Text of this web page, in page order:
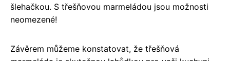
šlehačkou. S třešňovou marmeládou jsou možnosti
neomezené!
Závěrem můžeme konstatovat, že třešňová